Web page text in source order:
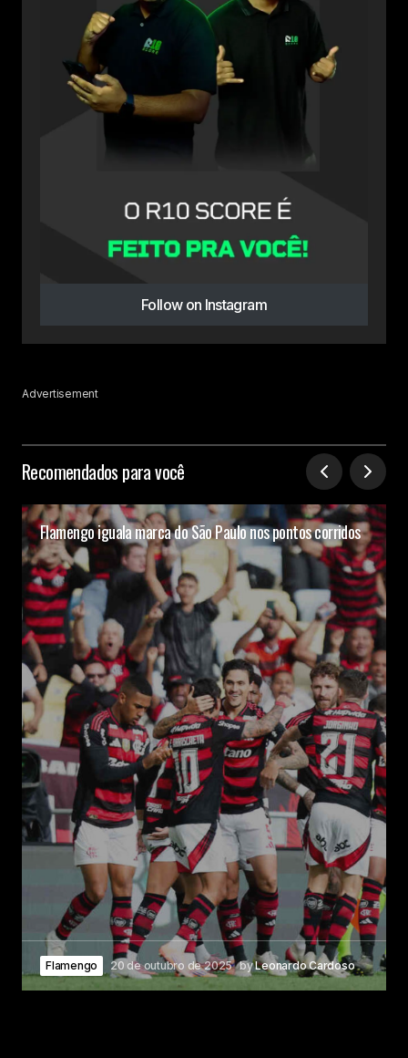
Follow on Instagram
Advertisement
Recomendados para você
Flamengo iguala marca do São Paulo nos pontos corridos
Flamengo 20 de outubro de 2025 byLeonardo Cardoso